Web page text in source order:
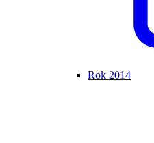
Rok 2014